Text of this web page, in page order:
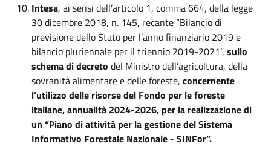
Intesa, ai sensi dell’articolo 1, comma 664, della legge
30 dicembre 2018, n. 145, recante “Bilancio di
previsione dello Stato per l’anno finanziario 2019 e
bilancio pluriennale per il triennio 2019-2021”, sullo
schema di decreto del Ministro dell’agricoltura, della
sovranità alimentare e delle foreste, concernente
l’utilizzo delle risorse del Fondo per le foreste
italiane, annualità 2024-2026, per la realizzazione di
un “Piano di attività per la gestione del Sistema
Informativo Forestale Nazionale - SINFor”.